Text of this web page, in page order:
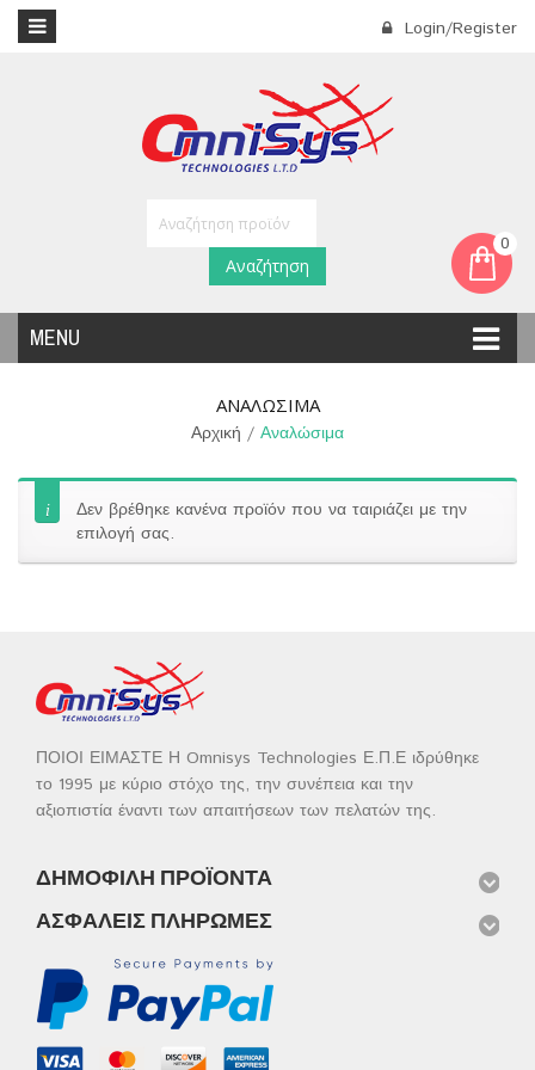
Login/Register
0
MENU
Αναζήτηση
ΑΝΑΛΏΣΙΜΑ
Αρχική / Αναλώσιμα
Δεν βρέθηκε κανένα προϊόν που να ταιριάζει με την
επιλογή σας.
ΠΟΙΟΙ ΕΙΜΑΣΤΕ Η Omnisys Technologies Ε.Π.Ε ιδρύθηκε
το 1995 με κύριο στόχο της, την συνέπεια και την
αξιοπιστία έναντι των απαιτήσεων των πελατών της.
ΔΗΜΟΦΙΛΉ ΠΡΟΪΌΝΤΑ
ΑΣΦΑΛΕΊΣ ΠΛΗΡΩΜΈΣ